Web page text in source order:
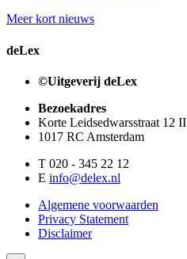
Meer kort nieuws
deLex
©Uitgeverij deLex
Bezoekadres
Korte Leidsedwarsstraat 12 II
1017 RC Amsterdam
T 020 - 345 22 12
E info@delex.nl
Algemene voorwaarden
Privacy Statement
Disclaimer